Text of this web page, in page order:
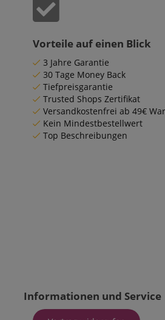
Vorteile auf einen Blick
3 Jahre Garantie
30 Tage Money Back
Tiefpreisgarantie
Trusted Shops Zertifikat
Versandkostenfrei ab 49€
Kein Mindestbestellwert
Top Beschreibungen
Informationen und Service